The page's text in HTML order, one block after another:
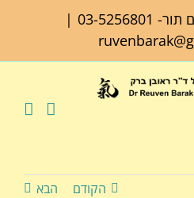
תור- 03-5256801
|
הקודם הבא